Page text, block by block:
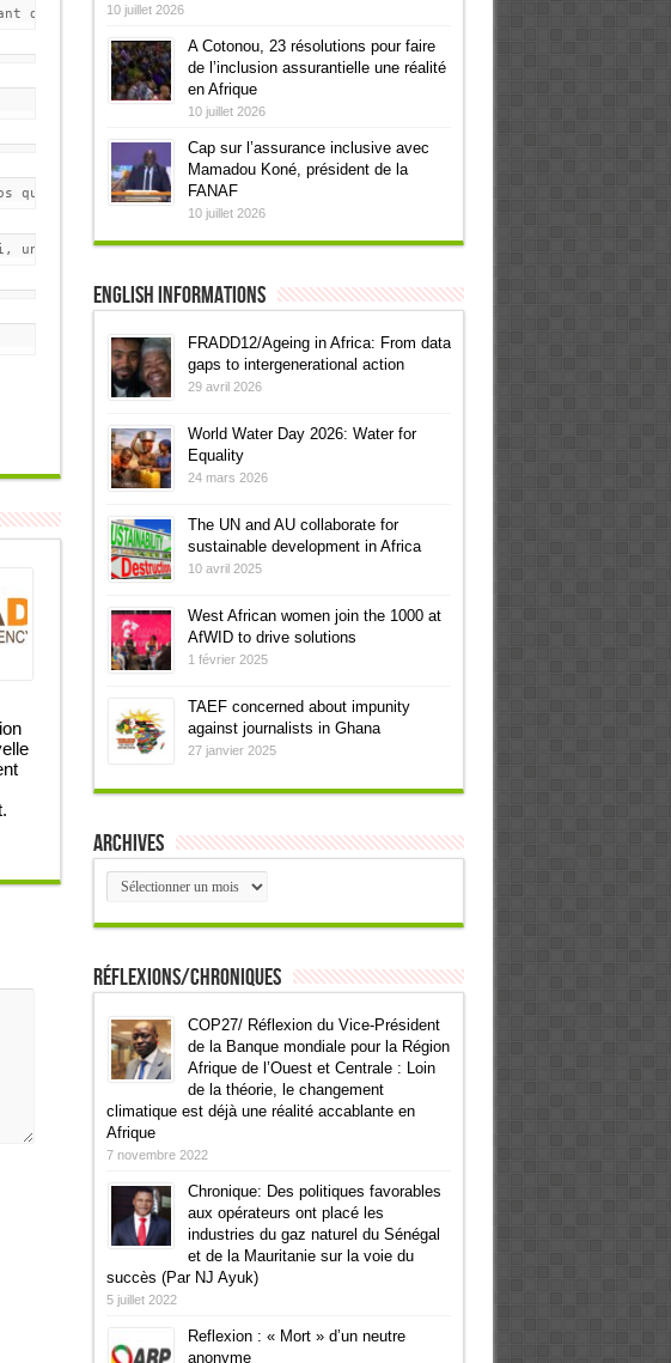
de dossiers sales pour prétendre du jour au lendemain vouloir
n’a pas pu sortir, à temps, de son sommeil pour prendre le manteau qui
des comptables de la gouvernance faite d’acharnement contre les
10 juillet 2026
A Cotonou, 23 résolutions pour faire
de l’inclusion assurantielle une réalité
en Afrique
10 juillet 2026
Cap sur l’assurance inclusive avec
Mamadou Koné, président de la
FANAF
10 juillet 2026
English informations
FRADD12/Ageing in Africa: From data
gaps to intergenerational action
29 avril 2026
World Water Day 2026: Water for
Equality
24 mars 2026
The UN and AU collaborate for
sustainable development in Africa
10 avril 2025
West African women join the 1000 at
AfWID to drive solutions
1 février 2025
TAEF concerned about impunity
against journalists in Ghana
27 janvier 2025
Archives
Archives
Réflexions/Chroniques
COP27/ Réflexion du Vice-Président
de la Banque mondiale pour la Région
Afrique de l’Ouest et Centrale : Loin
de la théorie, le changement
climatique est déjà une réalité accablante en
Afrique
7 novembre 2022
Chronique: Des politiques favorables
aux opérateurs ont placé les
industries du gaz naturel du Sénégal
et de la Mauritanie sur la voie du
succès (Par NJ Ayuk)
5 juillet 2022
Reflexion : « Mort » d’un neutre
anonyme